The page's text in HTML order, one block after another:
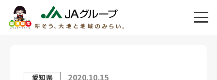
愛知県 2020.10.15